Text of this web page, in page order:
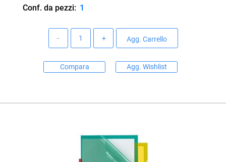
Conf. da pezzi: 1
Agg. Carrello
Compara Agg. Wishlist